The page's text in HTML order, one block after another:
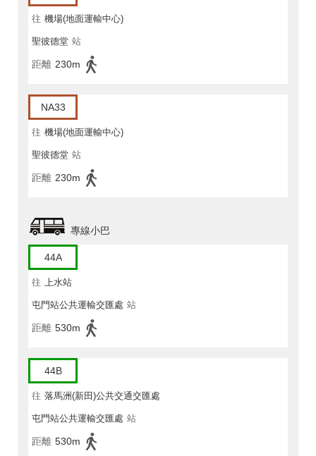
往 機場(地面運輸中心)
聖彼德堂 站
距離 230m
NA33
往 機場(地面運輸中心)
聖彼德堂 站
距離 230m
專線小巴
44A
往 上水站
屯門站公共運輸交匯處 站
距離 530m
44B
往 落馬洲(新田)公共交通交匯處
屯門站公共運輸交匯處 站
距離 530m